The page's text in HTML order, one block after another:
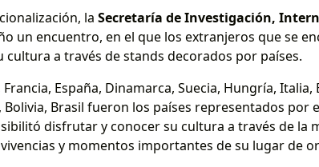
la Secretaría de Investigación,
un encuentro, en el que los extranjeros que se
cultura a través de stands decorados por países.
España, Dinamarca, Suecia, Hungría, Italia,
Bolivia, Brasil fueron los países representados por
disfrutar y conocer su cultura a través de la
y momentos importantes de su lugar de